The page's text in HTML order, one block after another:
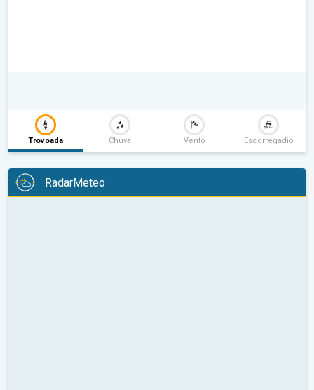
Trovoada Chuva Vento Escorregadio
RadarMeteo